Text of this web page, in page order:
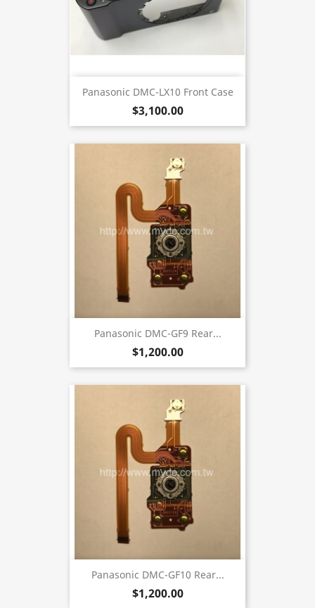
Panasonic DMC-LX10 Front Case
$3,100.00
Panasonic DMC-GF9 Rear...
$1,200.00
Panasonic DMC-GF10 Rear...
$1,200.00